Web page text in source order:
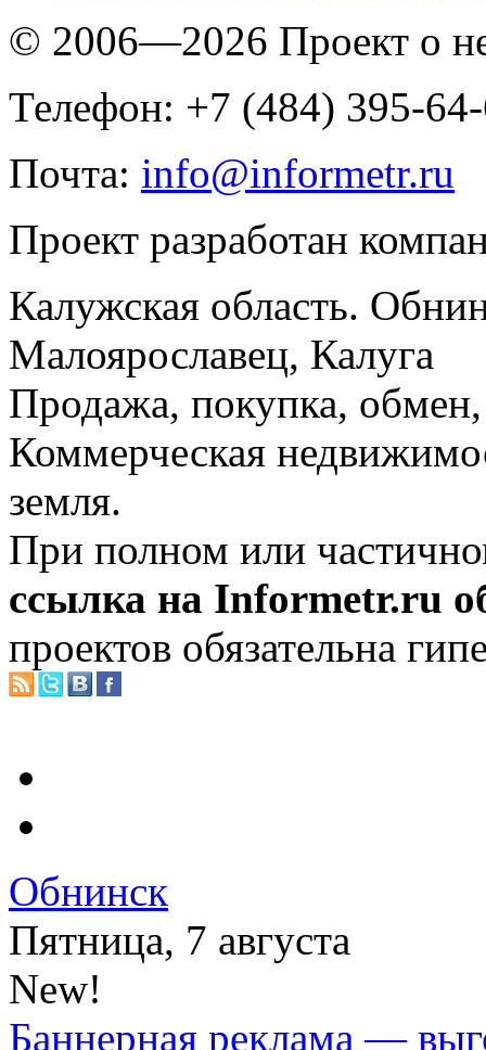
© 2006—2026 Проект о
Телефон: +7 (484) 395-
Почта: info@informetr.ru
Проект разработан
Калужская область.
Малоярославец, Калуга
Продажа, покупка, обмен,
Коммерческая
земля.
При полном или
ссылка на Informetr.ru
проектов обязательна
Обнинск
Пятница, 7 августа
New!
Баннерная реклама —